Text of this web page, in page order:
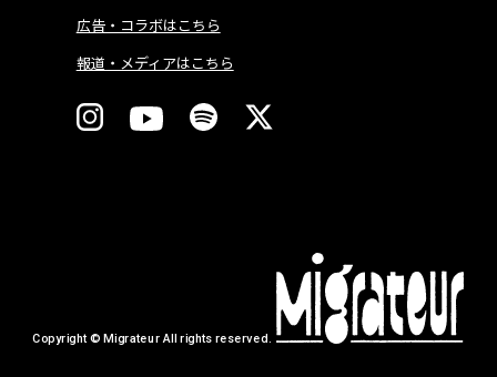
広告・コラボはこちら
報道・メディアはこちら
Copyright © Migrateur All rights reserved.